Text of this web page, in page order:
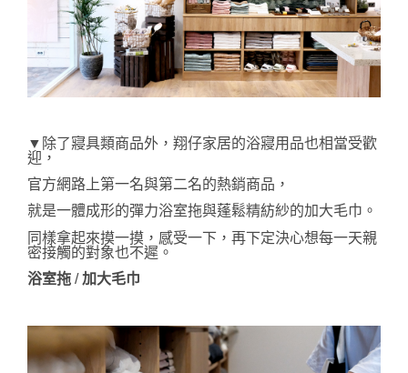
▼除了寢具類商品外，翔仔家居的浴寢用品也相當受歡
迎，
官方網路上第一名與第二名的熱銷商品，
就是一體成形的彈力浴室拖與蓬鬆精紡紗的加大毛巾。
同樣拿起來摸一摸，感受一下，再下定決心想每一天親
密接觸的對象也不遲。
浴室拖 /加大毛巾